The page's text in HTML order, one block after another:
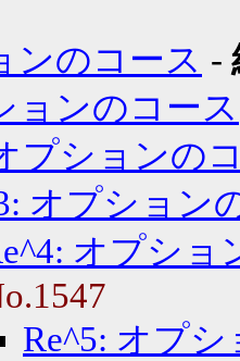
ンのコース -
ョンのコース
プションの
オプション
オプショ
Re^5: オプ